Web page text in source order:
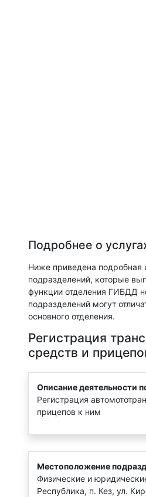
Подробнее о
Ниже приведена подробная
подразделений, которые
функции отделения ГИБДД
подразделений могут
основного отделения.
Регистрация
средств и
Описание деятельности
Регистрация
прицепов к ним
Местоположение
Физические и
Республика, п. Кез, ул.